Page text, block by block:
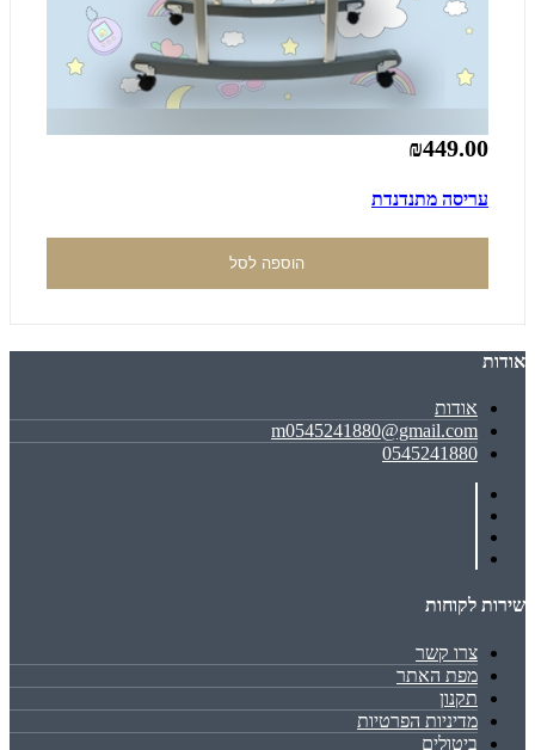
₪449.00
עריסה מתנדנדת
הוספה לסל
אודות
אודות
m0545241880@gmail.com
0545241880
שירות לקוחות
צרו קשר
מפת האתר
תקנון
מדיניות הפרטיות
ביטולים